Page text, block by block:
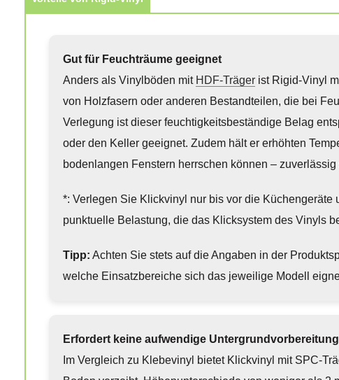
Gut für Feuchträume geeignet
Anders als Vinylböden mit HDF-Trägerist Rigid-Vinyl
von Holzfasern oder anderen Bestandteilen, die bei
Verlegung ist dieser feuchtigkeitsbeständige Belag
oder den Keller geeignet. Zudem hält er erhöhten
bodenlangen Fenstern herrschen können – zuverlässig
*: Verlegen Sie Klickvinyl nur bis vor die
punktuelle Belastung, die das Klicksystem des Vinyls
Tipp: Achten Sie stets auf die Angaben in der
welche Einsatzbereiche sich das jeweilige Modell
Erfordert keine aufwendige Untergrundvorbereitung
Im Vergleich zu Klebevinyl bietet Klickvinyl mit SPC-